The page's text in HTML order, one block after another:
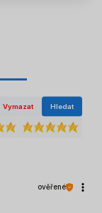
Vymazat Hledat
ověřené